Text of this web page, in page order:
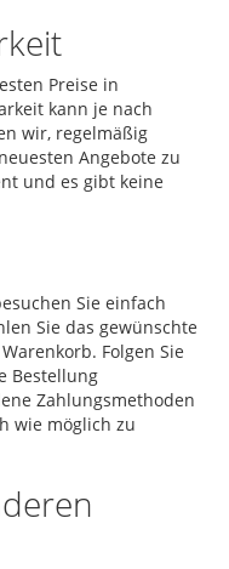
Preise in
kann je nach
wir, regelmäßig
Angebote zu
und es gibt keine
Sie einfach
Sie das gewünschte
Folgen Sie
Bestellung
Zahlungsmethoden
wie möglich zu